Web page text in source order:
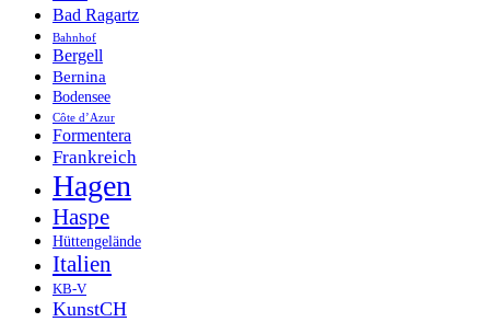
Bad Ragartz
Bahnhof
Bergell
Bernina
Bodensee
Côte d’Azur
Formentera
Frankreich
Hagen
Haspe
Hüttengelände
Italien
KB-V
KunstCH